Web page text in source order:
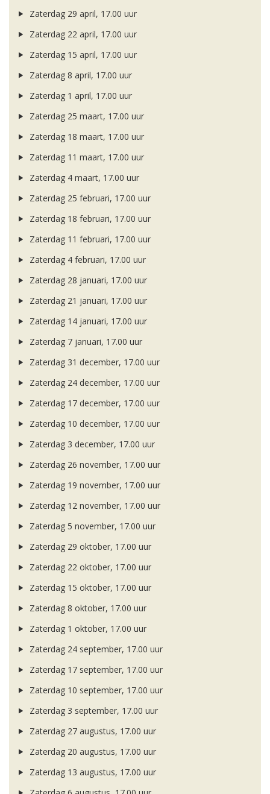
Zaterdag 29 april, 17.00 uur
Zaterdag 22 april, 17.00 uur
Zaterdag 15 april, 17.00 uur
Zaterdag 8 april, 17.00 uur
Zaterdag 1 april, 17.00 uur
Zaterdag 25 maart, 17.00 uur
Zaterdag 18 maart, 17.00 uur
Zaterdag 11 maart, 17.00 uur
Zaterdag 4 maart, 17.00 uur
Zaterdag 25 februari, 17.00 uur
Zaterdag 18 februari, 17.00 uur
Zaterdag 11 februari, 17.00 uur
Zaterdag 4 februari, 17.00 uur
Zaterdag 28 januari, 17.00 uur
Zaterdag 21 januari, 17.00 uur
Zaterdag 14 januari, 17.00 uur
Zaterdag 7 januari, 17.00 uur
Zaterdag 31 december, 17.00 uur
Zaterdag 24 december, 17.00 uur
Zaterdag 17 december, 17.00 uur
Zaterdag 10 december, 17.00 uur
Zaterdag 3 december, 17.00 uur
Zaterdag 26 november, 17.00 uur
Zaterdag 19 november, 17.00 uur
Zaterdag 12 november, 17.00 uur
Zaterdag 5 november, 17.00 uur
Zaterdag 29 oktober, 17.00 uur
Zaterdag 22 oktober, 17.00 uur
Zaterdag 15 oktober, 17.00 uur
Zaterdag 8 oktober, 17.00 uur
Zaterdag 1 oktober, 17.00 uur
Zaterdag 24 september, 17.00 uur
Zaterdag 17 september, 17.00 uur
Zaterdag 10 september, 17.00 uur
Zaterdag 3 september, 17.00 uur
Zaterdag 27 augustus, 17.00 uur
Zaterdag 20 augustus, 17.00 uur
Zaterdag 13 augustus, 17.00 uur